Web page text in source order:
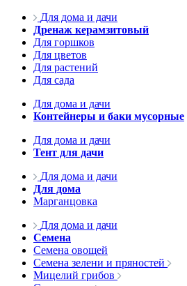
Для дома и дачи
Дренаж керамзитовый
Для горшков
Для цветов
Для растений
Для сада
Для дома и дачи
Контейнеры и баки мусорные
Для дома и дачи
Тент для дачи
Для дома и дачи
Для дома
Марганцовка
Для дома и дачи
Семена
Семена овощей
Семена зелени и пряностей
Мицелий грибов